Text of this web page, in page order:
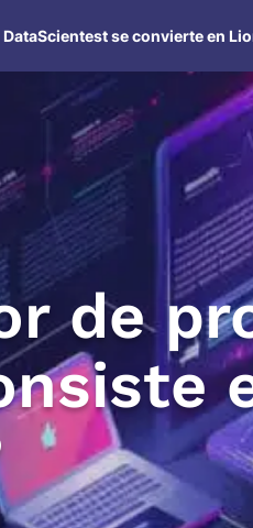
DataScientest se convierte en
de